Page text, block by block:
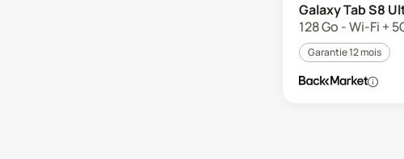
Galaxy Tab S8
128 Go - Wi-Fi +
Garantie 12 mois